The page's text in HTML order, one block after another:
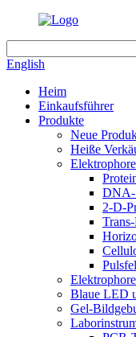
English
Heim
Einkaufsführer
Produkte
Neue
Heiße
DNA-
2-D-
Blaue LED
Gel-